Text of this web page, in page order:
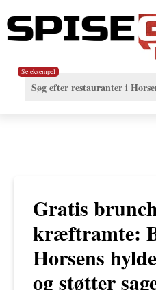
Se eksempel
Gratis
kræftramte:
Horsens
og støtter